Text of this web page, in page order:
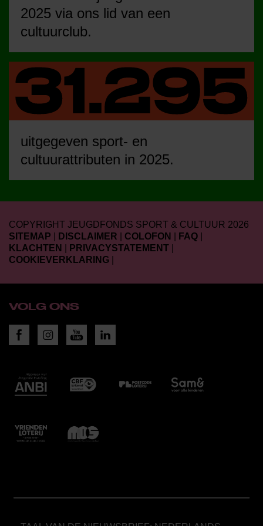
2025 via ons lid van een
cultuurclub.
uitgegeven sport- en
cultuurattributen in 2025.
COPYRIGHT JEUGDFONDS SPORT & CULTUUR 2026
SITEMAP
DISCLAIMER COLOFON FAQ
KLACHTEN
PRIVACYSTATEMENT
COOKIEVERKLARING
VOLG ONS